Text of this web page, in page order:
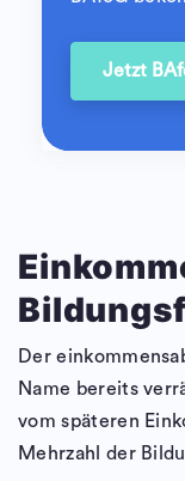
Jetzt
Der
Name bereits
vom späteren
Mehrzahl der